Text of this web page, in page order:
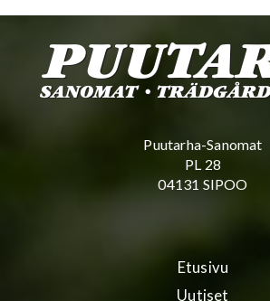
Puutarha-Sanomat
PL 28
04131 SIPOO
Etusivu
Uutiset